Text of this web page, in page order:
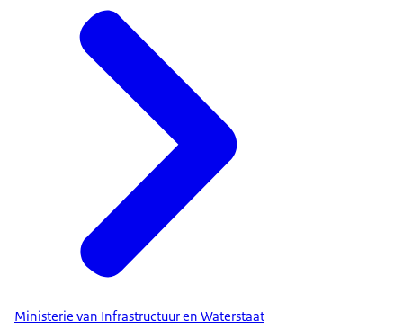
Ministerie van Infrastructuur en Waterstaat